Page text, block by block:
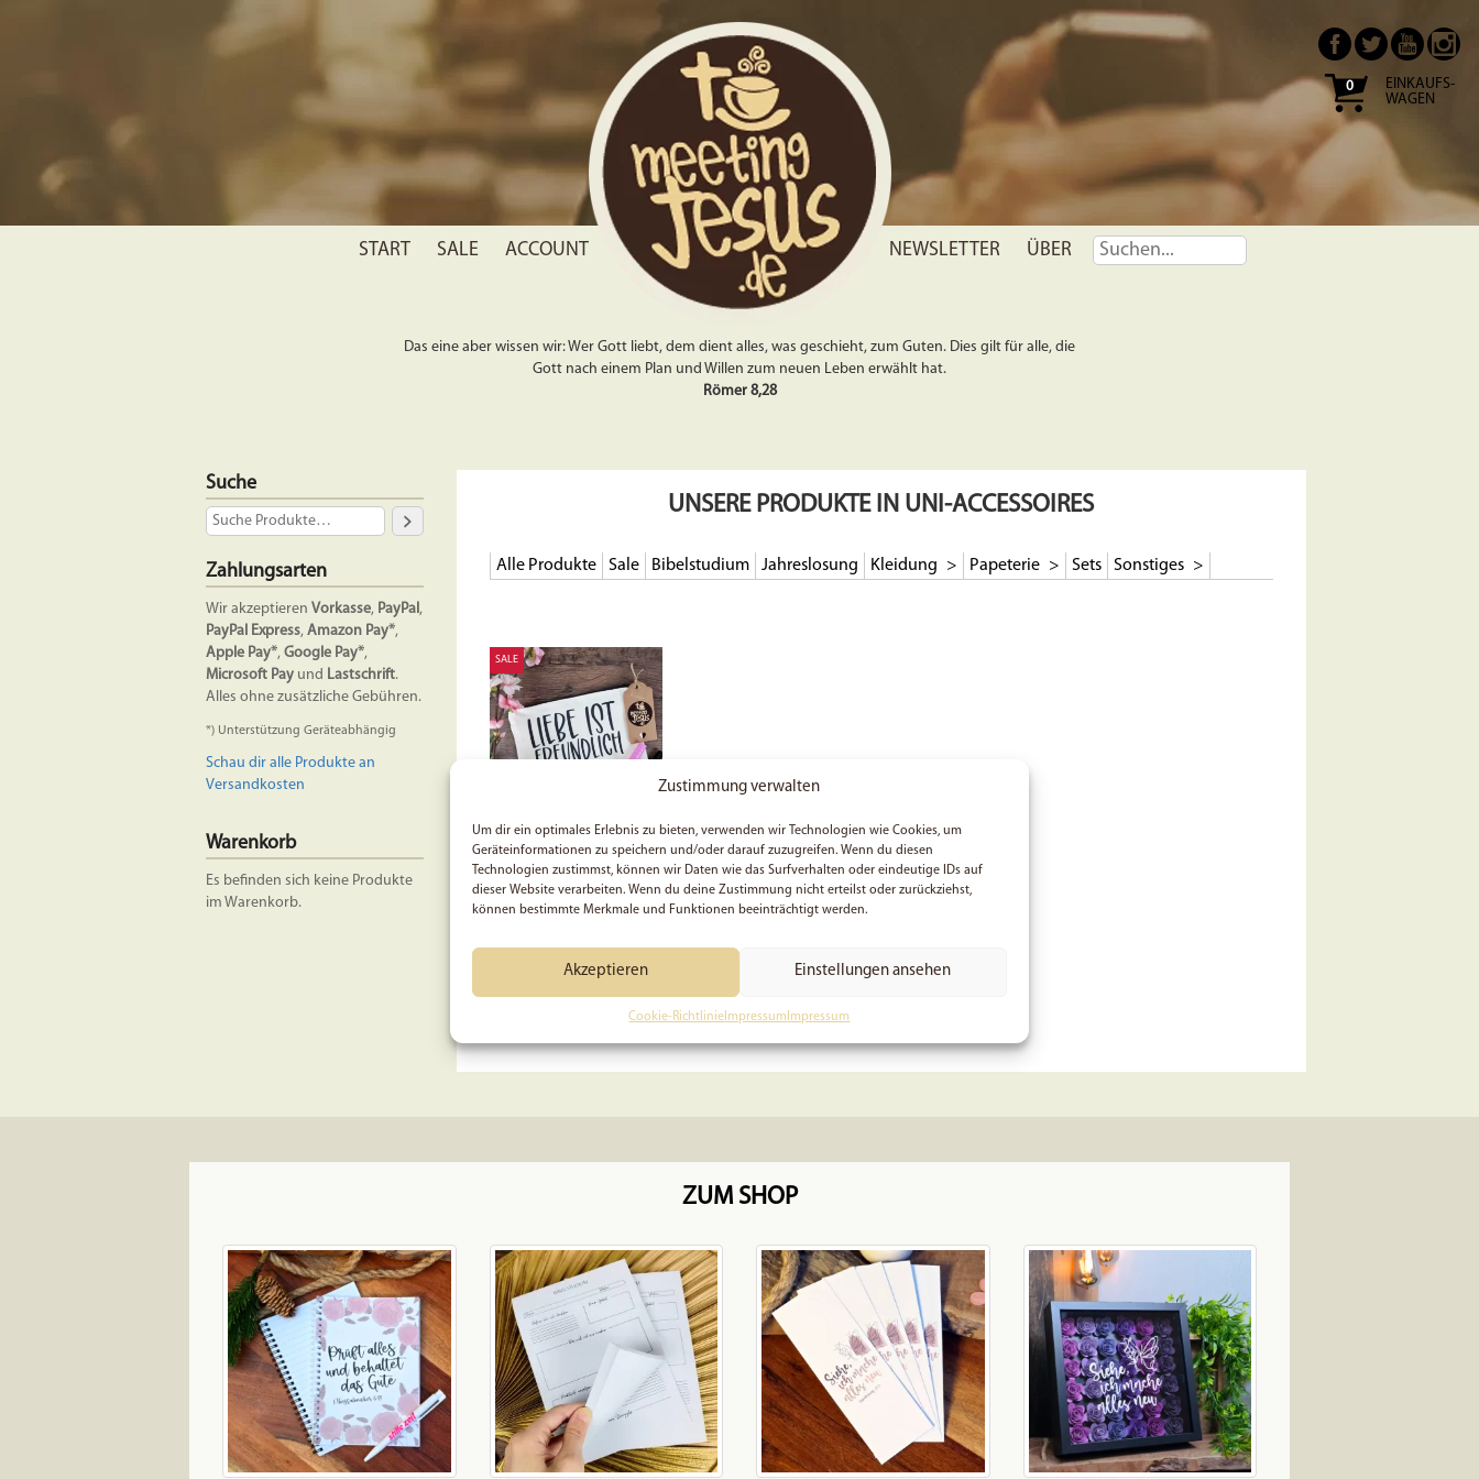
Zustimmung verwalten
Um dir ein optimales Erlebnis zu bieten, verwenden wir Technologien wie Cookies, um
Geräteinformationen zu speichern und/oder darauf zuzugreifen. Wenn du diesen
Technologien zustimmst, können wir Daten wie das Surfverhalten oder eindeutige IDs auf
dieser Website verarbeiten. Wenn du deine Zustimmung nicht erteilst oder zurückziehst,
können bestimmte Merkmale und Funktionen beeinträchtigt werden.
Akzeptieren Einstellungen ansehen
Cookie-Richtlinie Impressum Impressum
0
EINKAUFS-
WAGEN
START SALE ACCOUNT NEWSLETTER ÜBER
Das eine aber wissen wir: Wer Gott liebt, dem dient alles, was geschieht, zum Guten. Dies gilt für alle, die
Gott nach einem Plan und Willen zum neuen Leben erwählt hat.
Römer 8,28
Suche
Zahlungsarten
Wir akzeptieren Vorkasse, PayPal,
PayPal Express, Amazon Pay*,
Apple Pay*, Google Pay*,
Microsoft Pay und Lastschrift.
Alles ohne zusätzliche Gebühren.
*) Unterstützung Geräteabhängig
Schau dir alle Produkte an
Versandkosten
Warenkorb
Es befinden sich keine Produkte
im Warenkorb.
UNSERE PRODUKTE IN UNI-ACCESSOIRES
Alle Produkte Sale Bibelstudium Jahreslosung Kleidung Papeterie Sets Sonstiges
SALE
Liebe ist Freundlich, 1.
Korinther 13, 4 –
Federmäppchen /
Kosmetiktasche
In den Warenkorb
ZUM SHOP